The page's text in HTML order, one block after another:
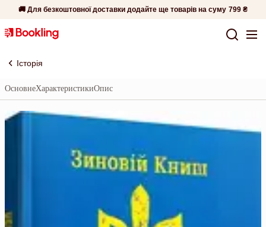
🚚 Для безкоштовної доставки додайте ще товарів на суму 799 ₴
Історія
ОсновнеХарактеристикиОпис